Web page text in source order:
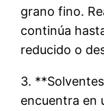
grano fino.
continúa
reducido o
3.
encuentra en